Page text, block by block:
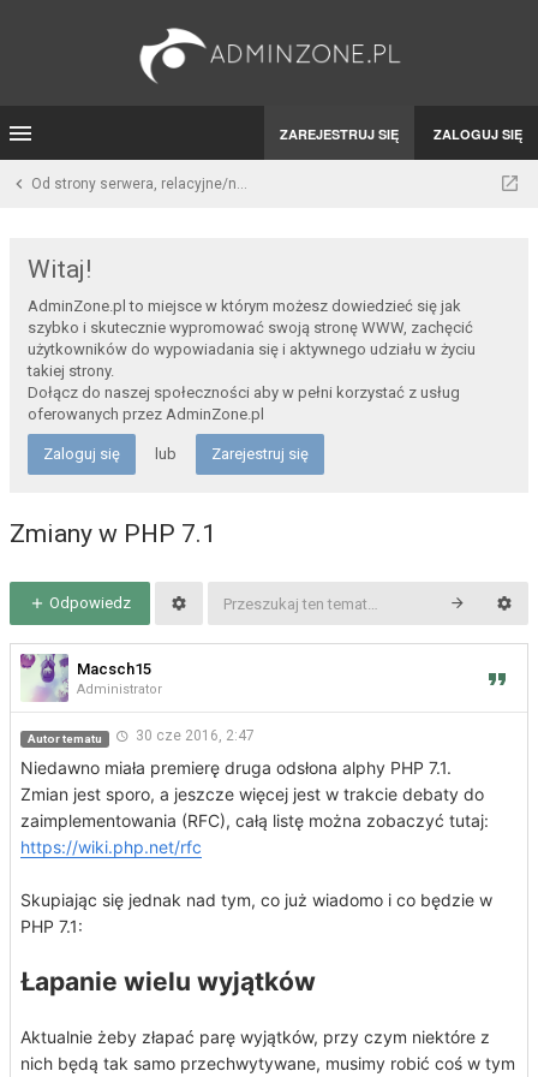
ZAREJESTRUJ SIĘ ZALOGUJ SIĘ
Od strony serwera, relacyjne/nie relacyjne systemy bazodanowe
Witaj!
AdminZone.pl to miejsce w którym możesz dowiedzieć się jak
szybko i skutecznie wypromować swoją stronę WWW, zachęcić
użytkowników do wypowiadania się i aktywnego udziału w życiu
takiej strony.
Dołącz do naszej społeczności aby w pełni korzystać z usług
oferowanych przez AdminZone.pl
Zaloguj się lub Zarejestruj się
Zmiany w PHP 7.1
Odpowiedz
Macsch15
Administrator
Autor tematu 30 cze 2016, 2:47
Niedawno miała premierę druga odsłona alphy PHP 7.1.
Zmian jest sporo, a jeszcze więcej jest w trakcie debaty do
zaimplementowania (RFC), całą listę można zobaczyć tutaj:
https://wiki.php.net/rfc
Skupiając się jednak nad tym, co już wiadomo i co będzie w
PHP 7.1:
Łapanie wielu wyjątków
Aktualnie żeby złapać parę wyjątków, przy czym niektóre z
nich będą tak samo przechwytywane, musimy robić coś w tym